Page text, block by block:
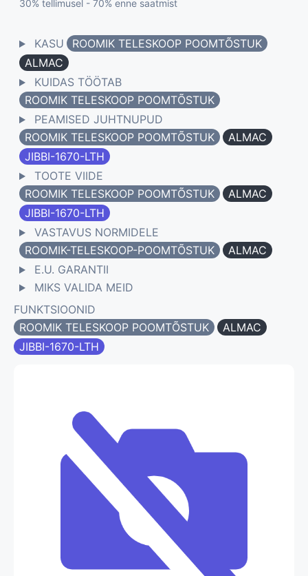
30% tellimusel - 70% enne saatmist
KASU
ROOMIK TELESKOOP POOMTÕSTUK
ALMAC
KUIDAS TÖÖTAB
ROOMIK TELESKOOP POOMTÕSTUK
PEAMISED JUHTNUPUD
ROOMIK TELESKOOP POOMTÕSTUK
ALMAC
JIBBI-1670-LTH
TOOTE VIIDE
ROOMIK TELESKOOP POOMTÕSTUK
ALMAC
JIBBI-1670-LTH
VASTAVUS NORMIDELE
ROOMIK-TELESKOOP-POOMTÕSTUK
ALMAC
E.U. GARANTII
MIKS VALIDA MEID
FUNKTSIOONID
ROOMIK TELESKOOP POOMTÕSTUK
ALMAC
JIBBI-1670-LTH